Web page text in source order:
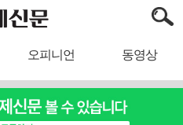
오피니언 동영상